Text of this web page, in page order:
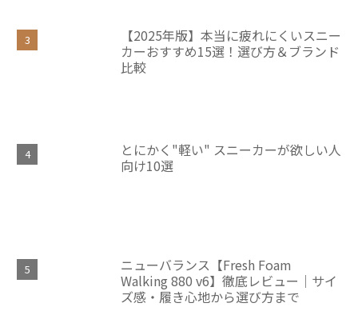
【2025年版】本当に疲れにくいスニー
カーおすすめ15選！選び方＆ブランド
比較
とにかく"軽い" スニーカーが欲しい人
向け10選
ニューバランス【Fresh Foam
Walking 880 v6】徹底レビュー｜サイ
ズ感・履き心地から選び方まで